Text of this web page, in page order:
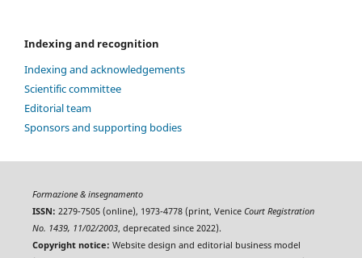
Indexing and recognition
Indexing and acknowledgements
Scientific committee
Editorial team
Sponsors and supporting bodies
Formazione & insegnamento
ISSN: 2279-7505 (online), 1973-4778 (print, Venice Court Registration
No. 1439, 11/02/2003, deprecated since 2022).
Copyright notice: Website design and editorial business model